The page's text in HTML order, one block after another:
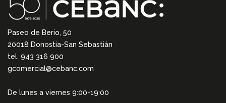
Paseo de Berio, 50
20018 Donostia-San Sebastián
tel. 943 316 900
gcomercial@cebanc.com
De lunes a viernes 9:00-19:00